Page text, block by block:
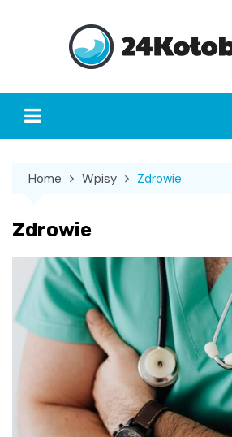
Home Wpisy Zdrowie
Zdrowie